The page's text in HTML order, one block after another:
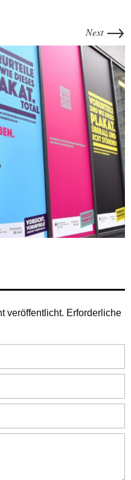
Next →
veröffentlicht. Erforderliche